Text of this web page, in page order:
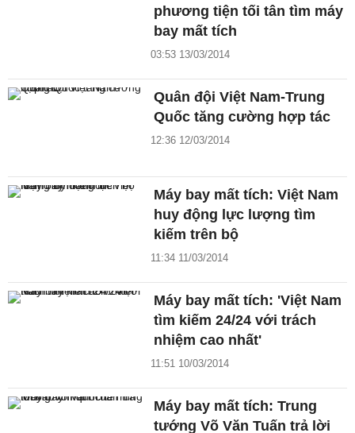
phương tiện tối tân tìm máy
bay mất tích
03:53 13/03/2014
Quân đội Việt Nam-Trung
Quốc tăng cường hợp tác
12:36 12/03/2014
Máy bay mất tích: Việt Nam
huy động lực lượng tìm
kiếm trên bộ
11:34 11/03/2014
Máy bay mất tích: 'Việt Nam
tìm kiếm 24/24 với trách
nhiệm cao nhất'
11:51 10/03/2014
Máy bay mất tích: Trung
tướng Võ Văn Tuấn trả lời